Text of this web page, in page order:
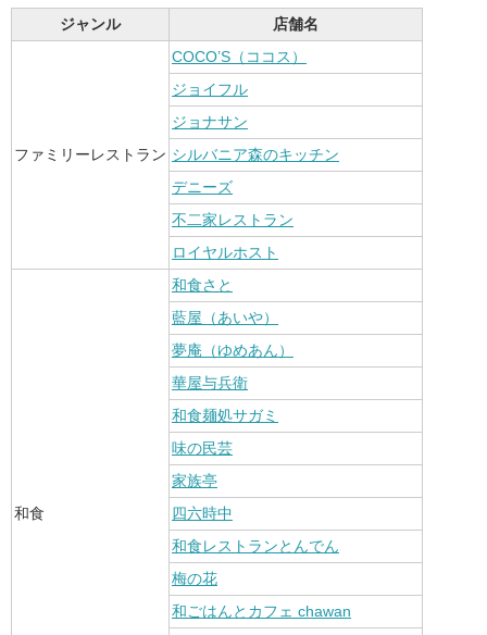
ジャンル 店舗名
ファミリーレストラン
COCO’S（ココス）
ジョイフル
ジョナサン
シルバニア森のキッチン
デニーズ
不二家レストラン
ロイヤルホスト
和食
和食さと
藍屋（あいや）
夢庵（ゆめあん）
華屋与兵衛
和食麺処サガミ
味の民芸
家族亭
四六時中
和食レストランとんでん
梅の花
和ごはんとカフェ chawan